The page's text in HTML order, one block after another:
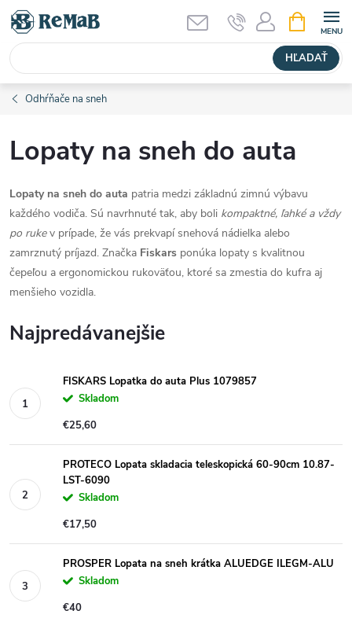
Prejsť
obsah
HĽADAŤ
KOŠÍK
Odhŕňače na sneh
Lopaty na sneh do auta
Lopaty na sneh do auta patria medzi základnú zimnú výbavu
každého vodiča. Sú navrhnuté tak, aby boli kompaktné, ľahké a vždy
po rukev prípade, že vás prekvapí snehová nádielka alebo
zamrznutý príjazd. Značka Fiskars ponúka lopaty s kvalitnou
čepeľou a ergonomickou rukoväťou, ktoré sa zmestia do kufra aj
menšieho vozidla.
Najpredávanejšie
FISKARS Lopatka do auta Plus 1079857
Skladom
€25,60
PROTECO Lopata skladacia teleskopická 60-90cm 10.87-
LST-6090
Skladom
€17,50
PROSPER Lopata na sneh krátka ALUEDGE ILEGM-ALU
Skladom
€40